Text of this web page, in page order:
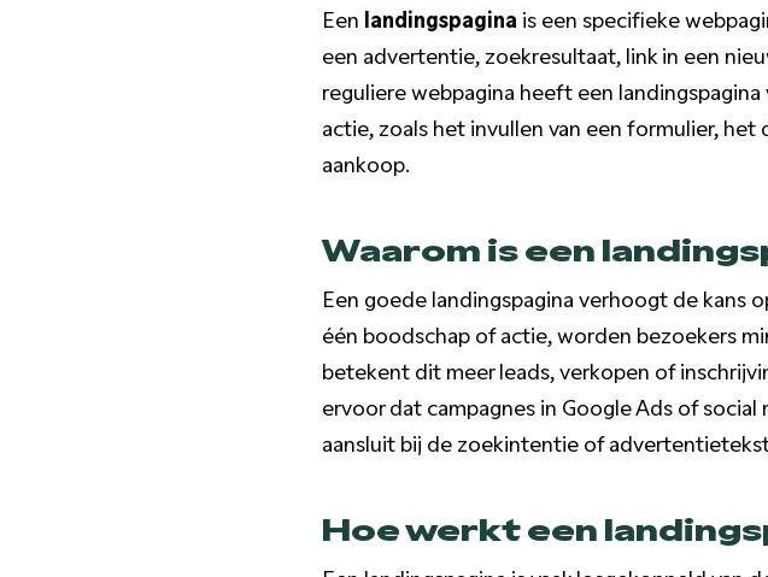
Een landingspagina is een specifieke
een advertentie, zoekresultaat, link in een
reguliere webpagina heeft een
actie, zoals het invullen van een formulier,
aankoop.
Waarom is een
Een goede landingspagina verhoogt de kans
één boodschap of actie, worden bezoekers
betekent dit meer leads, verkopen of
ervoor dat campagnes in Google Ads of
aansluit bij de zoekintentie of
Hoe werkt een